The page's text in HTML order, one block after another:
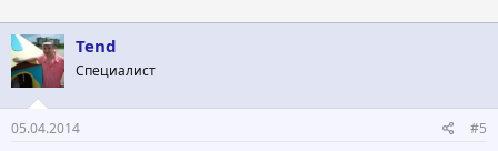
Tend
Специалист
05.04.2014 #5